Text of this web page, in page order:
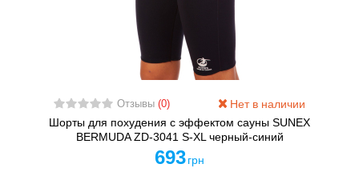
Отзывы (0)
Нет в наличии
Шорты для похудения с эффектом сауны SUNEX
BERMUDA ZD-3041 S-XL черный-синий
693 грн